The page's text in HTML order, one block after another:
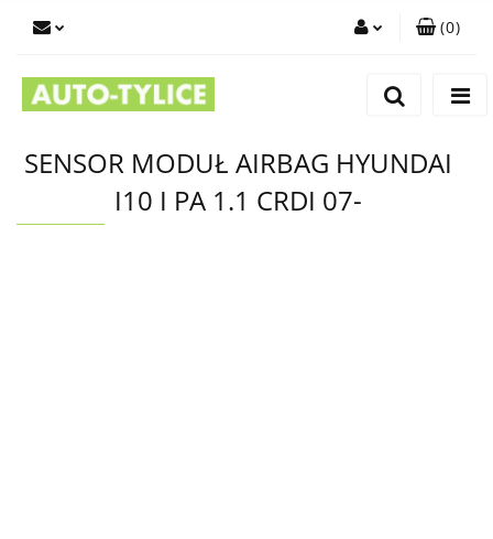
Dodaj zgłoszenie
(0)
SENSOR MODUŁ AIRBAG HYUNDAI
I10 I PA 1.1 CRDI 07-